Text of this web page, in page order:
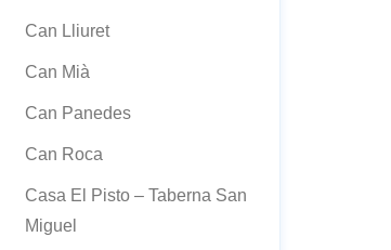
Can Lliuret
Can Mià
Can Panedes
Can Roca
Casa El Pisto – Taberna San
Miguel